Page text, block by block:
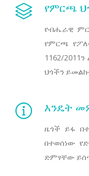
የምርጫ
የብሔራዊ
የምርጫ
1162/
ህጎችን
እንዴት
ዜጎች ይፋ
በተወሰነው
ድምፃቸው